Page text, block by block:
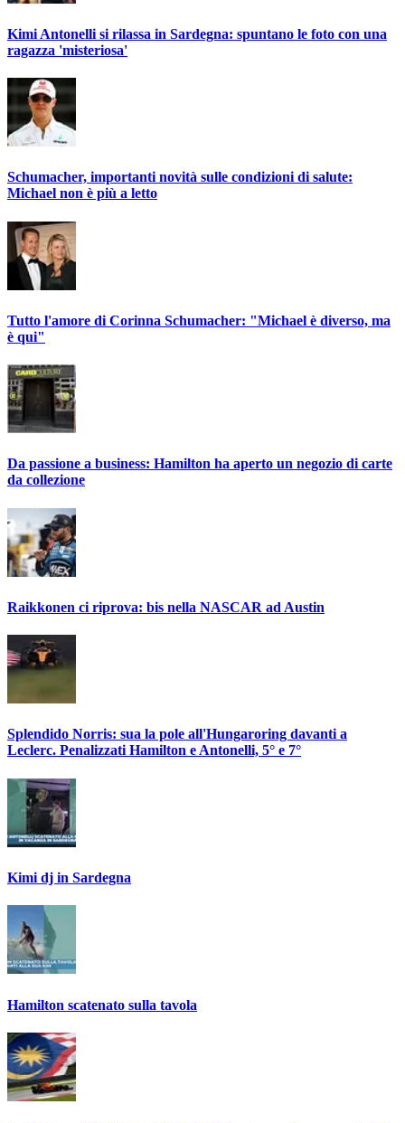
Kimi Antonelli si rilassa in Sardegna: spuntano le foto con una
ragazza 'misteriosa'
Schumacher, importanti novità sulle condizioni di salute:
Michael non è più a letto
Tutto l'amore di Corinna Schumacher: "Michael è diverso, ma
è qui"
Da passione a business: Hamilton ha aperto un negozio di carte
da collezione
Raikkonen ci riprova: bis nella NASCAR ad Austin
Splendido Norris: sua la pole all'Hungaroring davanti a
Leclerc. Penalizzati Hamilton e Antonelli, 5° e 7°
Kimi dj in Sardegna
Hamilton scatenato sulla tavola